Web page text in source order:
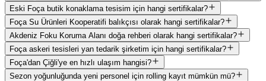
Eski Foça butik konaklama tesisim için hangi sertifikalar?
Foça Su Ürünleri Kooperatifi balıkçısı olarak hangi sertifikalar?
Akdeniz Foku Koruma Alanı doğa rehberi olarak hangi sertifikalar?
Foça askeri tesisleri yan tedarik şirketim için hangi sertifikalar?
Foça'dan Çiğli'ye en hızlı ulaşım hangisi?
Sezon yoğunluğunda yeni personel için rolling kayıt mümkün mü?